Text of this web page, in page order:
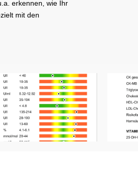
erkennen, wie Ihr
mit den